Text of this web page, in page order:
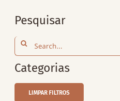
Pesquisar
Search
for:
Categorias
LIMPAR FILTROS